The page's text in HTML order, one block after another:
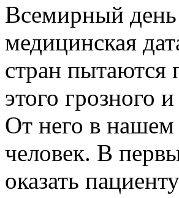
Всемирный
медицинская
стран пытаются
этого грозного
От него в нашем
человек. В
оказать